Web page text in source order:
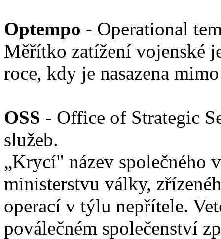
Optempo - Operational
Měřítko zatížení vojenské
roce, kdy je nasazena
OSS - Office of Strategic
služeb.
„Krycí" název společného
ministerstvu války,
operací v týlu nepřítele.
poválečném společenství